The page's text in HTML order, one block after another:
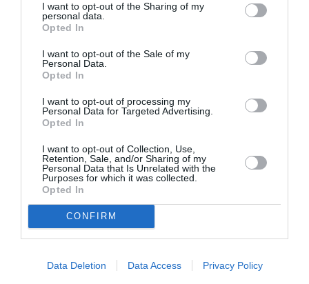
I want to opt-out of the Sharing of my
personal data.
Opted In
I want to opt-out of the Sale of my
Personal Data.
Opted In
I want to opt-out of processing my
Personal Data for Targeted Advertising.
Opted In
I want to opt-out of Collection, Use,
Retention, Sale, and/or Sharing of my
Personal Data that Is Unrelated with the
Purposes for which it was collected.
Opted In
CONFIRM
Data Deletion Data Access Privacy Policy
Η λογοτεχνική της επιρροή εκτείνεται πέρα από την
ποίηση. Ως επιμελήτρια της ανθολογίας
SLAM!και
συγγραφέας μυθιστορημάτων σε στίχους, όπως
Girl and Goddess καιThe Angel of Redemption
συνεχίζει να διερευνά νέες αφηγηματικές μορφές. Το
audiobook για παιδιά
ευρείας αναγνώρισης, ενώ το επερχόμενο έργο της
Hekate, που θα κυκλοφορήσει το φθινόπωρο του 2025,
σηματοδοτεί την έναρξη μιας νέας τριλογίας για τις
θεές του Κάτω Κόσμου στην ελληνική μυθολογία.
Το έργο της έχει διακριθεί με υποψηφιότητες για τα
βραβεία Carnegie, CLIPPA και Jhalak Prize,
επιβεβαιώνοντας τη λογοτεχνική της αξία. Μέσα από τη
γραφή της, η Nikita Gill δίνει φωνή στις αφηγήσεις που